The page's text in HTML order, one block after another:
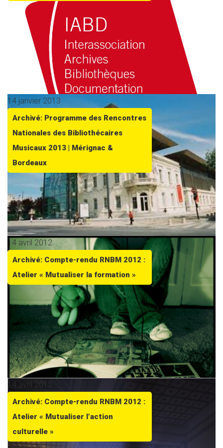
14 janvier 2013
Archivé: Programme des Rencontres
Nationales des Bibliothécaires
Musicaux 2013 | Mérignac &
Bordeaux
14 avril 2012
Archivé: Compte-rendu RNBM 2012 :
Atelier « Mutualiser la formation »
14 avril 2012
Archivé: Compte-rendu RNBM 2012 :
Atelier « Mutualiser l’action
culturelle »